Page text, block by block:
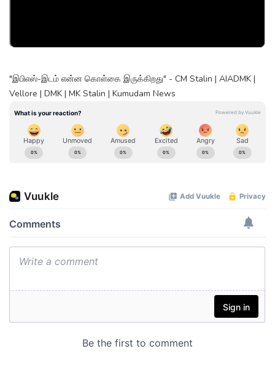
"இபிஎஸ்-இடம் என்ன கொள்கை இருக்கிறது" - CM Stalin | AIADMK |
Vellore | DMK | MK Stalin | Kumudam News